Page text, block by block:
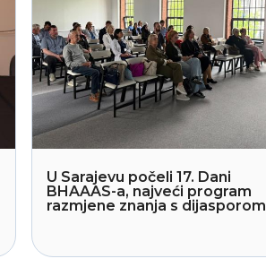
U Sarajevu počeli 17. Dani
BHAAAS-a, najveći program
razmjene znanja s dijasporom